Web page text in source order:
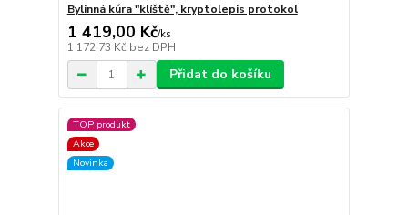
Bylinná kúra "klíště", kryptolepis protokol
1 419,00 Kč/ks
1 172,73 Kč bez DPH
Přidat do košíku
TOP produkt
Akce
Novinka